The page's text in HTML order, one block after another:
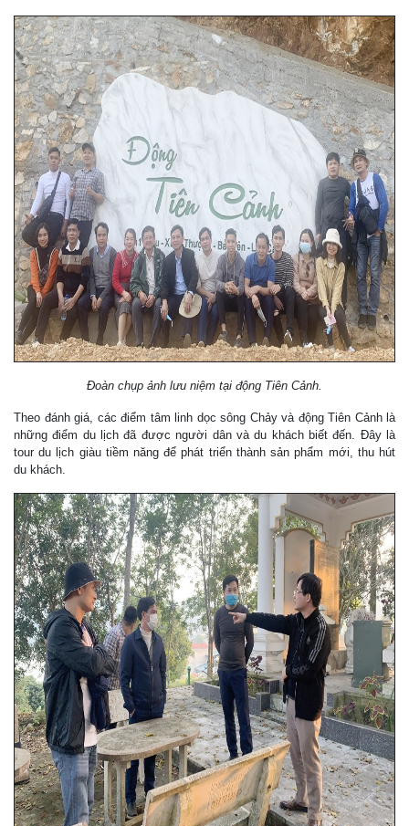
Đoàn chụp ảnh lưu niệm tại động Tiên Cảnh.
Theo đánh giá, các điểm tâm linh dọc sông Chảy và động Tiên Cảnh là
những điểm du lịch đã được người dân và du khách biết đến. Đây là
tour du lịch giàu tiềm năng để phát triển thành sản phẩm mới, thu hút
du khách.